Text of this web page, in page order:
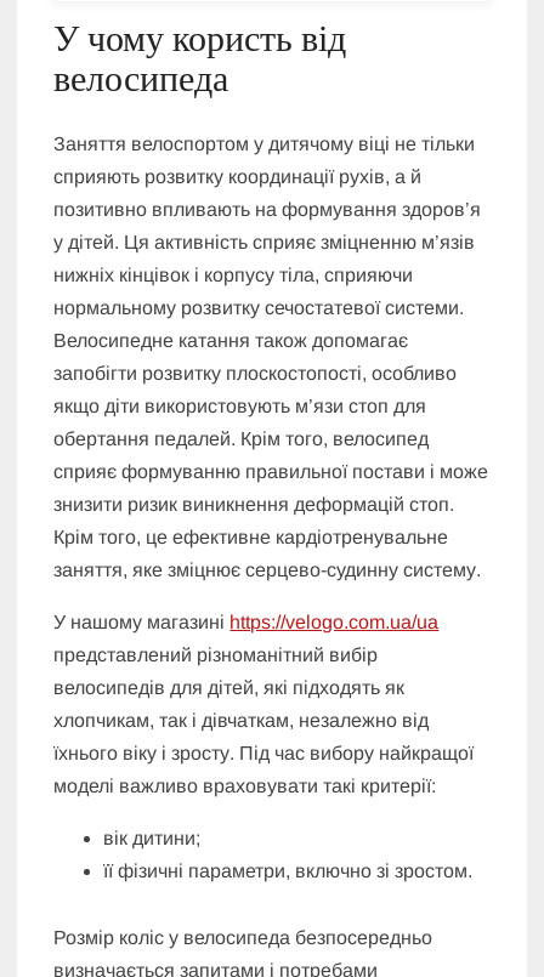
У чому користь від
велосипеда
Заняття велоспортом у дитячому віці не тільки
сприяють розвитку координації рухів, а й
позитивно впливають на формування здоров’я
у дітей. Ця активність сприяє зміцненню м’язів
нижніх кінцівок і корпусу тіла, сприяючи
нормальному розвитку сечостатевої системи.
Велосипедне катання також допомагає
запобігти розвитку плоскостопості, особливо
якщо діти використовують м’язи стоп для
обертання педалей. Крім того, велосипед
сприяє формуванню правильної постави і може
знизити ризик виникнення деформацій стоп.
Крім того, це ефективне кардіотренувальне
заняття, яке зміцнює серцево-судинну систему.
У нашому магазині https://velogo.com.ua/ua
представлений різноманітний вибір
велосипедів для дітей, які підходять як
хлопчикам, так і дівчаткам, незалежно від
їхнього віку і зросту. Під час вибору найкращої
моделі важливо враховувати такі критерії:
вік дитини;
її фізичні параметри, включно зі зростом.
Розмір коліс у велосипеда безпосередньо
визначається запитами і потребами